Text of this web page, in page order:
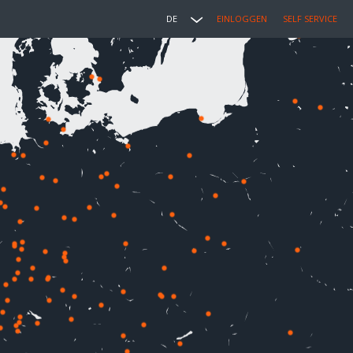
DE EINLOGGEN SELF SERVICE